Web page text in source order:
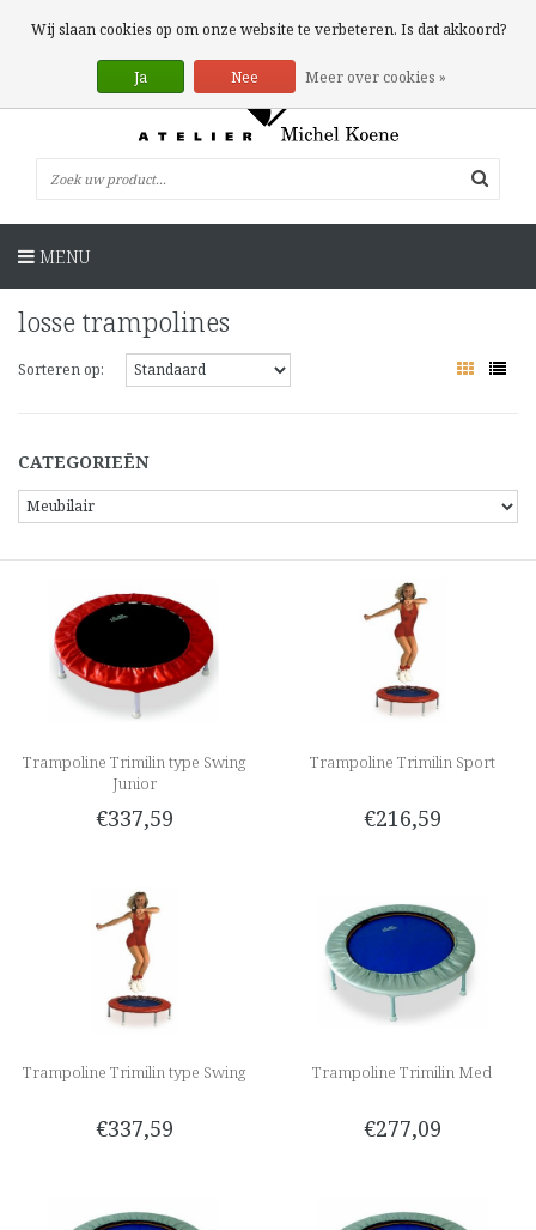
0 Artikelen
MENU
losse trampolines
Sorteren op:
CATEGORIEËN
Trampoline Trimilin type Swing
Junior
€337,59
Trampoline Trimilin Sport
€216,59
Trampoline Trimilin type Swing
€337,59
Trampoline Trimilin Med
€277,09
Wij slaan cookies op om onze website te verbeteren. Is dat akkoord?
Ja Nee Meer over cookies »